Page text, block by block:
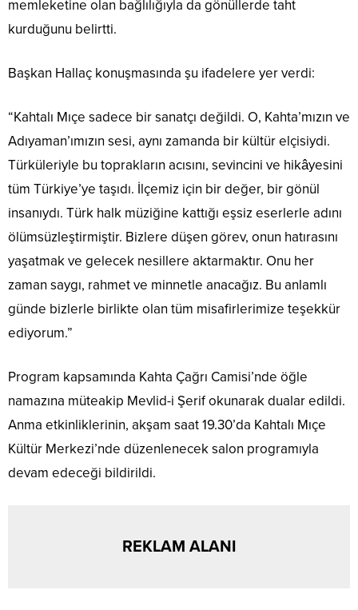
memleketine olan bağlılığıyla da gönüllerde taht
kurduğunu belirtti.
Başkan Hallaç konuşmasında şu ifadelere yer verdi:
“Kahtalı Mıçe sadece bir sanatçı değildi. O, Kahta’mızın ve
Adıyaman’ımızın sesi, aynı zamanda bir kültür elçisiydi.
Türküleriyle bu toprakların acısını, sevincini ve hikâyesini
tüm Türkiye’ye taşıdı. İlçemiz için bir değer, bir gönül
insanıydı. Türk halk müziğine kattığı eşsiz eserlerle adını
ölümsüzleştirmiştir. Bizlere düşen görev, onun hatırasını
yaşatmak ve gelecek nesillere aktarmaktır. Onu her
zaman saygı, rahmet ve minnetle anacağız. Bu anlamlı
günde bizlerle birlikte olan tüm misafirlerimize teşekkür
ediyorum.”
Program kapsamında Kahta Çağrı Camisi’nde öğle
namazına müteakip Mevlid-i Şerif okunarak dualar edildi.
Anma etkinliklerinin, akşam saat 19.30’da Kahtalı Mıçe
Kültür Merkezi’nde düzenlenecek salon programıyla
devam edeceği bildirildi.
REKLAM ALANI